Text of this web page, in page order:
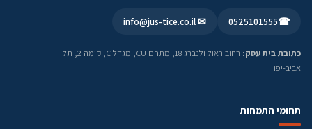
☎
0525101555
✉ info@jus-tice.co.il
כתובת בית עסק:
רחוב ראול ולנברג 18, מתחם CU, מגדל C, קומה 2, תל
אביב-יפו
תחומי התמחות